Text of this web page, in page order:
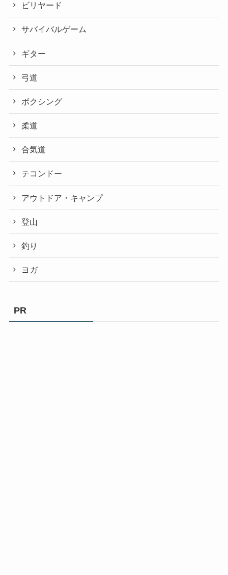
ビリヤード
サバイバルゲーム
ギター
弓道
ボクシング
柔道
合気道
テコンドー
アウトドア・キャンプ
登山
釣り
ヨガ
PR